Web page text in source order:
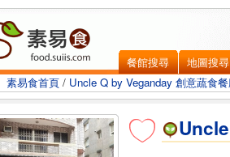
餐館搜尋 地圖搜尋
素易食首頁 / Uncle Q by Veganday 創意蔬食